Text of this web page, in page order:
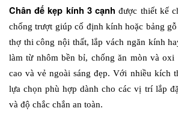
Chân đế kẹp kính 3 cạnh được thiết kế
chống trượt giúp cố định kính hoặc bảng
thợ thi công nội thất, lắp vách ngăn kính
làm từ nhôm bền bỉ, chống ăn mòn và oxi
cao và vẻ ngoài sáng đẹp. Với nhiều kích
lựa chọn phù hợp dành cho các vị trí lắp
và độ chắc chắn an toàn.